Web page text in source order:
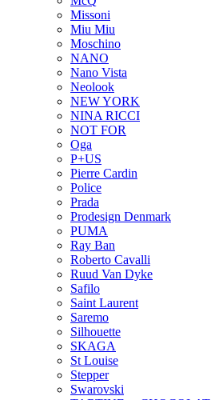
Missoni
Miu Miu
Moschino
NANO
Nano Vista
Neolook
NEW YORK
NINA RICCI
NOT FOR
Oga
P+US
Pierre Cardin
Police
Prada
Prodesign Denmark
PUMA
Ray Ban
Roberto Cavalli
Ruud Van Dyke
Safilo
Saint Laurent
Saremo
Silhouette
SKAGA
St Louise
Stepper
Swarovski